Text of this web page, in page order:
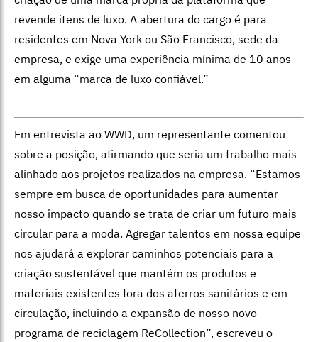
revende itens de luxo. A abertura do cargo é para
residentes em Nova York ou São Francisco, sede da
empresa, e exige uma experiência mínima de 10 anos
em alguma “marca de luxo confiável.”
Em entrevista ao WWD, um representante comentou
sobre a posição, afirmando que seria um trabalho mais
alinhado aos projetos realizados na empresa. “Estamos
sempre em busca de oportunidades para aumentar
nosso impacto quando se trata de criar um futuro mais
circular para a moda. Agregar talentos em nossa equipe
nos ajudará a explorar caminhos potenciais para a
criação sustentável que mantém os produtos e
materiais existentes fora dos aterros sanitários e em
circulação, incluindo a expansão de nosso novo
programa de reciclagem ReCollection”, escreveu o